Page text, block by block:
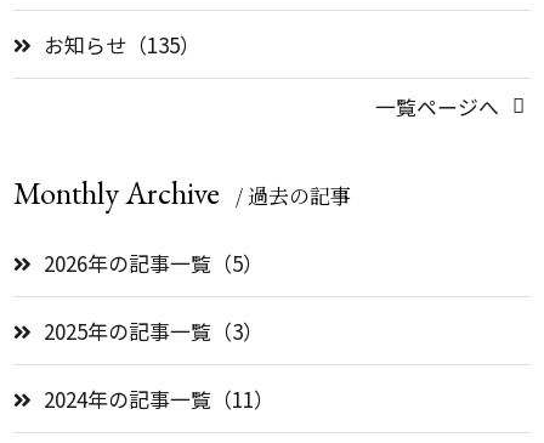
お知らせ（135）
一覧ページへ
Monthly Archive / 過去の記事
2026年の記事一覧（5）
2025年の記事一覧（3）
2024年の記事一覧（11）